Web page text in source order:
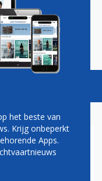
Vacatures
het beste van
Krijg onbeperkt
Apps.